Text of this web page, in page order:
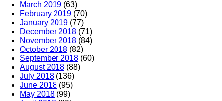
March 2019 (63)
February 2019 (70)
January 2019 (77)
December 2018 (71)
November 2018 (84)
October 2018 (82)
September 2018 (60)
August 2018 (88)
July 2018 (136)
June 2018 (95)
May 2018 (99)